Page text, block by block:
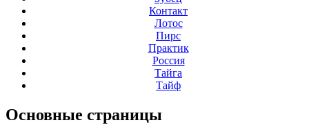
Контакт
Лотос
Пирс
Практик
Россия
Тайга
Тайф
Основные страницы